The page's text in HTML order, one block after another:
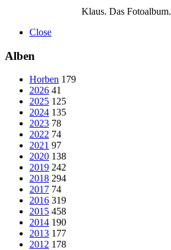
Klaus. Das Fotoalbum.
Close
Alben
Horben 179
2026 41
2025 125
2024 135
2023 78
2022 74
2021 97
2020 138
2019 242
2018 294
2017 74
2016 319
2015 458
2014 190
2013 177
2012 178